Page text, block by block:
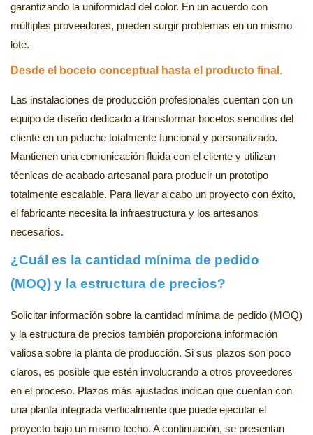
garantizando la uniformidad del color. En un acuerdo con
múltiples proveedores, pueden surgir problemas en un mismo
lote.
Desde el boceto conceptual hasta el producto final.
Las instalaciones de producción profesionales cuentan con un
equipo de diseño dedicado a transformar bocetos sencillos del
cliente en un peluche totalmente funcional y personalizado.
Mantienen una comunicación fluida con el cliente y utilizan
técnicas de acabado artesanal para producir un prototipo
totalmente escalable. Para llevar a cabo un proyecto con éxito,
el fabricante necesita la infraestructura y los artesanos
necesarios.
¿Cuál es la cantidad mínima de pedido
(MOQ) y la estructura de precios?
Solicitar información sobre la cantidad mínima de pedido (MOQ)
y la estructura de precios también proporciona información
valiosa sobre la planta de producción. Si sus plazos son poco
claros, es posible que estén involucrando a otros proveedores
en el proceso. Plazos más ajustados indican que cuentan con
una planta integrada verticalmente que puede ejecutar el
proyecto bajo un mismo techo. A continuación, se presentan